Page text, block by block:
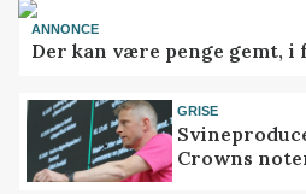
ANNONCE
Der kan være penge gemt,
GRISE
Crowns